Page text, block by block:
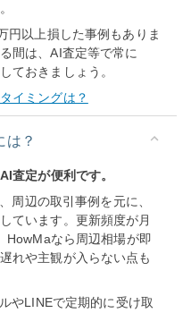
円以上損した事例もありま
間は、AI査定等で常に
ておきましょう。
イミングは？
は？
査定が便利です。
周辺の取引事例を元に、
ています。更新頻度が月
HowMaなら周辺相場が即
れや主観が入らない点も
やLINEで定期的に受け取